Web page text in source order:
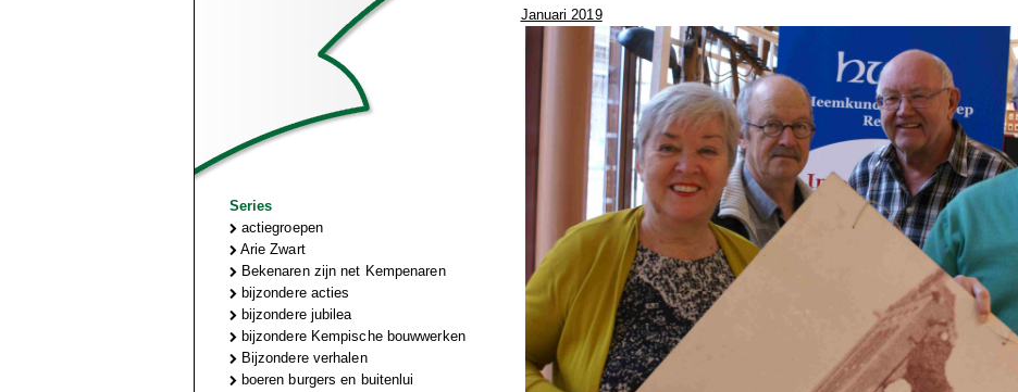
Series
actiegroepen
Arie Zwart
Bekenaren zijn net Kempenaren
bijzondere acties
bijzondere jubilea
bijzondere Kempische bouwwerken
Bijzondere verhalen
boeren burgers en buitenlui
Januari 2019